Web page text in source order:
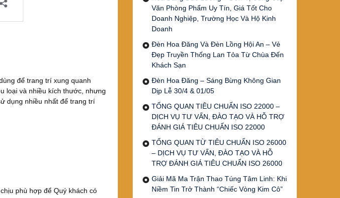
để trang trí xung quanh
loại và nhiều kích thước, nhưng
dụng nhiều nhất để trang trí
phù hợp để Quý khách có
Văn Phòng Phẩm Uy Tín, Giá Tốt Cho
Doanh Nghiệp, Trường Học Và Hộ Kinh
Doanh
Đèn Hoa Đăng Và Đèn Lồng Hội An – Vẻ
Đẹp Truyền Thống Lan Tỏa Từ Chùa Đến
Khách Sạn
Đèn Hoa Đăng – Sáng Bừng Không Gian
Dịp Lễ 30/4 & 01/05
TỔNG QUAN TIÊU CHUẨN ISO 22000 –
DỊCH VỤ TƯ VẤN, ĐÀO TẠO VÀ HỖ TRỢ
ĐÁNH GIÁ TIÊU CHUẨN ISO 22000
TỔNG QUAN TỪ TIÊU CHUẨN ISO 26000
– DỊCH VỤ TƯ VẤN, ĐÀO TẠO VÀ HỖ
TRỢ ĐÁNH GIÁ TIÊU CHUẨN ISO 26000
Giải Mã Ma Trận Thao Túng Tâm Linh: Khi
Niềm Tin Trở Thành “Chiếc Vòng Kim Cô”